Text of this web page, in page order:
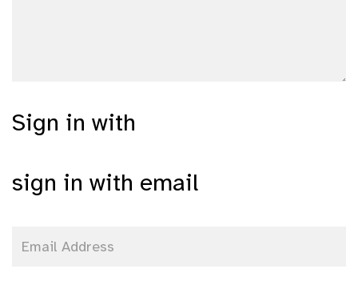
Sign in with
sign in with email